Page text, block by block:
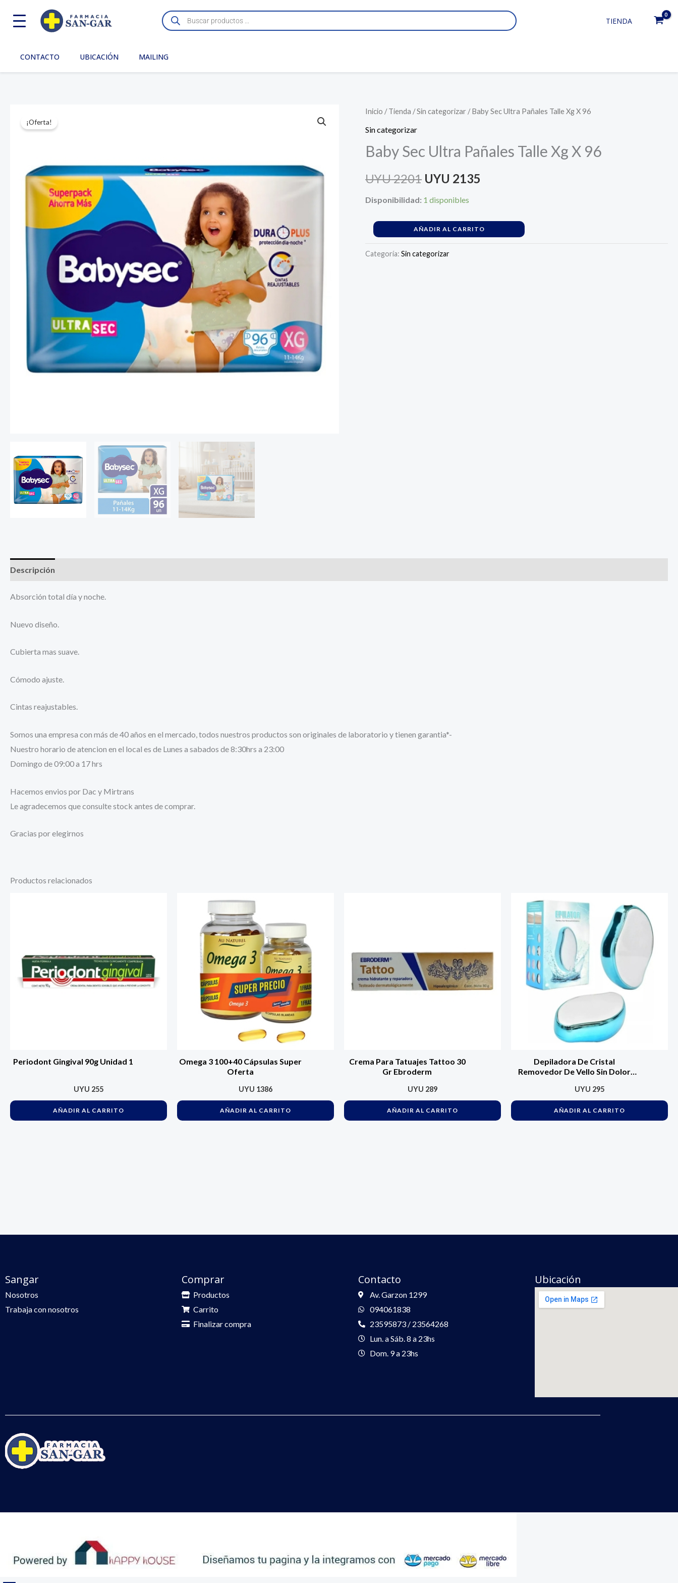
Búsqueda
de
productos
TIENDA
CONTACTO UBICACIÓN MAILING
¡Oferta!
Inicio /Tienda /Sin categorizar / Baby Sec Ultra Pañales Talle Xg X 96
Sin categorizar
Baby Sec Ultra Pañales Talle Xg X 96
UYU2201
El
original
era:
UYU 2201.
UYU 2135
El
actual
Disponibilidad: 1 disponibles
Baby
Sec
Pañales
Xg
X
cantidad
AÑADIR AL CARRITO
Categoría:Sin categorizar
Descripción
Absorción total día y noche.
Nuevo diseño.
Cubierta mas suave.
Cómodo ajuste.
Cintas reajustables.
Somos una empresa con más de 40 años en el mercado, todos nuestros productos son originales de laboratorio y tienen garantia*-
Nuestro horario de atencion en el local es de Lunes a sabados de 8:30hrs a 23:00
Domingo de 09:00 a 17 hrs
Hacemos envios por Dac y Mirtrans
Le agradecemos que consulte stock antes de comprar.
Gracias por elegirnos
Productos relacionados
Periodont Gingival 90g Unidad 1
UYU 255
AÑADIR AL CARRITO
Omega 3 100+40 Cápsulas Super
Oferta
UYU 1386
AÑADIR AL CARRITO
Crema Para Tatuajes Tattoo 30
Gr Ebroderm
UYU 289
AÑADIR AL CARRITO
Depiladora De Cristal
Removedor De Vello Sin Dolor
UYU 295
AÑADIR AL CARRITO
Sangar
Nosotros
Trabaja con nosotros
Comprar
Productos
Carrito
Finalizar compra
Contacto
Av. Garzon 1299
094061838
23595873 / 23564268
Lun. a Sáb. 8 a 23hs
Dom. 9 a 23hs
Ubicación